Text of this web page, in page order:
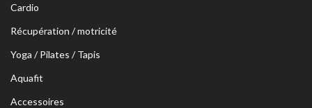
Cardio
Récupération / motricité
Yoga / Pilates / Tapis
Aquafit
Accessoires